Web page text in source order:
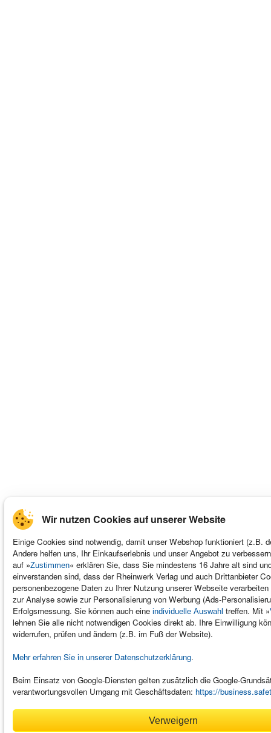
Wir nutzen Cookies auf unserer Website
Einige Cookies sind notwendig, damit unser Webshop funktioniert (z.B.
Andere helfen uns, Ihr Einkaufserlebnis und unser Angebot zu
auf »Zustimmen« erklären Sie, dass Sie mindestens 16 Jahre alt sind
einverstanden sind, dass der Rheinwerk Verlag und auch Drittanbieter
personenbezogene Daten zu Ihrer Nutzung unserer Webseite
zur Analyse sowie zur Personalisierung von Werbung (Ads-
Erfolgsmessung. Sie können auch eine individuelle Auswahl treffen. Mit »
lehnen Sie alle nicht notwendigen Cookies direkt ab. Ihre Einwilligung
widerrufen, prüfen und ändern (z.B. im Fuß der Website).
Mehr erfahren Sie in unserer Datenschutzerklärung.
Beim Einsatz von Google-Diensten gelten zusätzlich die Google-
verantwortungsvollen Umgang mit Geschäftsdaten: https://
Verweigern